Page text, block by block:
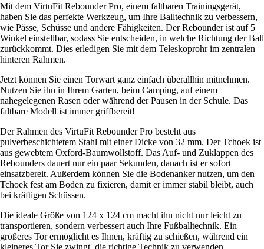
Mit dem VirtuFit Rebounder Pro, einem faltbaren Trainingsgerät,
haben Sie das perfekte Werkzeug, um Ihre Balltechnik zu verbessern,
wie Pässe, Schüsse und andere Fähigkeiten. Der Rebounder ist auf 5
Winkel einstellbar, sodass Sie entscheiden, in welche Richtung der Ball
zurückkommt. Dies erledigen Sie mit dem Teleskoprohr im zentralen
hinteren Rahmen.
Jetzt können Sie einen Torwart ganz einfach überallhin mitnehmen.
Nutzen Sie ihn in Ihrem Garten, beim Camping, auf einem
nahegelegenen Rasen oder während der Pausen in der Schule. Das
faltbare Modell ist immer griffbereit!
Der Rahmen des VirtuFit Rebounder Pro besteht aus
pulverbeschichtetem Stahl mit einer Dicke von 32 mm. Der Tchoek ist
aus gewebtem Oxford-Baumwollstoff. Das Auf- und Zuklappen des
Rebounders dauert nur ein paar Sekunden, danach ist er sofort
einsatzbereit. Außerdem können Sie die Bodenanker nutzen, um den
Tchoek fest am Boden zu fixieren, damit er immer stabil bleibt, auch
bei kräftigen Schüssen.
Die ideale Größe von 124 x 124 cm macht ihn nicht nur leicht zu
transportieren, sondern verbessert auch Ihre Fußballtechnik. Ein
größeres Tor ermöglicht es Ihnen, kräftig zu schießen, während ein
kleineres Tor Sie zwingt, die richtige Technik zu verwenden.